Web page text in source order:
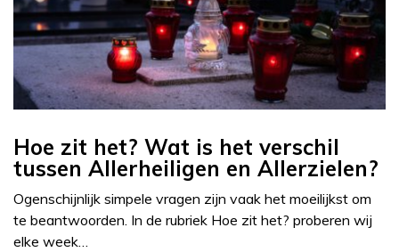
Hoe zit het? Wat is het verschil
tussen Allerheiligen en Allerzielen?
Ogenschijnlijk simpele vragen zijn vaak het moeilijkst om
te beantwoorden. In de rubriek Hoe zit het? proberen wij
elke week…